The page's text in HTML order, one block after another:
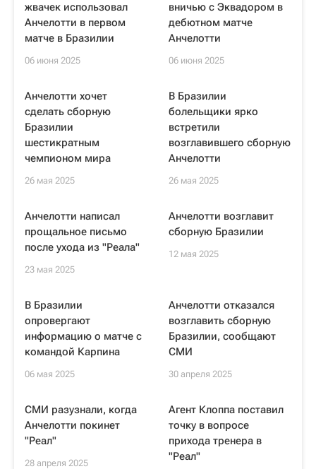
жвачек использовал
Анчелотти в первом
матче в Бразилии
06 июня 2025
вничью с Эквадором в
дебютном матче
Анчелотти
06 июня 2025
Анчелотти хочет
сделать сборную
Бразилии
шестикратным
чемпионом мира
26 мая 2025
В Бразилии
болельщики ярко
встретили
возглавившего сборную
Анчелотти
26 мая 2025
Анчелотти написал
прощальное письмо
после ухода из "Реала"
23 мая 2025
Анчелотти возглавит
сборную Бразилии
12 мая 2025
В Бразилии
опровергают
информацию о матче с
командой Карпина
06 мая 2025
Анчелотти отказался
возглавить сборную
Бразилии, сообщают
СМИ
30 апреля 2025
СМИ разузнали, когда
Анчелотти покинет
"Реал"
28 апреля 2025
Агент Клоппа поставил
точку в вопросе
прихода тренера в
"Реал"